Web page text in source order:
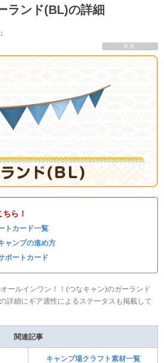
ランド(BL)の詳細
PR
ら！
トカード一覧
ャンプの進め方
ポートカード
ールインワン！！(つなキャン)のガーランド
詳細にギア適性によるステータスも掲載して
関連記事
キャンプ場クラフト素材一覧